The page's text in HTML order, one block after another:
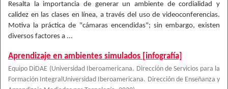
Resalta la importancia de generar un ambiente de cordialidad y
calidez en las clases en línea, a través del uso de videoconferencias.
Motiva la práctica de "cámaras encendidas"; sin embargo, existen
diversos factores a ...
Aprendizaje en ambientes simulados [infografía]
Equipo DiDAE (Universidad Iberoamericana. Dirección de Servicios para la
Formación IntegralUniversidad Iberoamericana. Dirección de Enseñanza y